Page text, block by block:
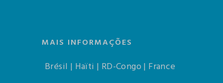
MAIS INFORMAÇÕES
Brésil | Haïti | RD-Congo | France